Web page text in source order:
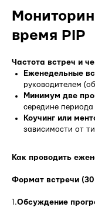
время PIP
Частота встреч и
Еженедельные
руководителем
Минимум две
середине
Коучинг или
зависимости от
Как проводить
Формат встречи
1.Обсуждение